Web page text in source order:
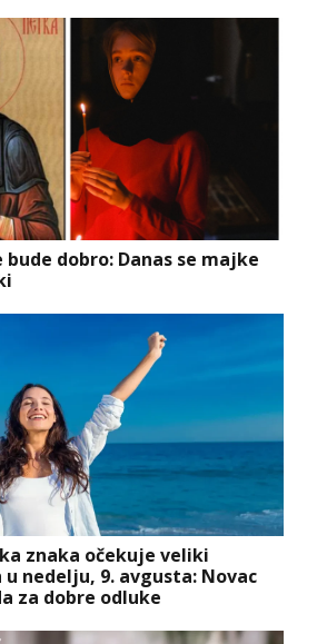
dobro: Danas se majke
znaka očekuje veliki
nedelju, 9. avgusta: Novac
za dobre odluke